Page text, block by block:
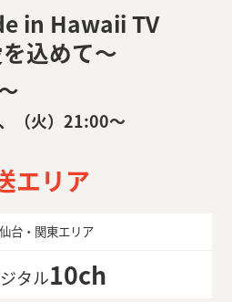
in Hawaii TV
込めて～
（火）21:00〜
エリア
台・関東エリア
タル10ch